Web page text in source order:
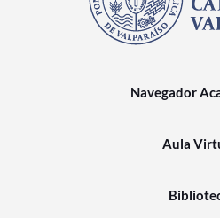
Navegador
Aula